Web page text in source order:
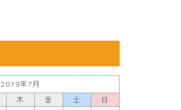
2019年7月
木 金 土
日